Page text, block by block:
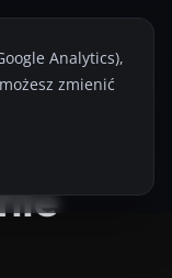
Analytics),
zmienić